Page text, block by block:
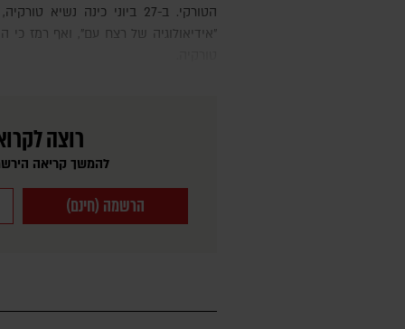
הטורקי. ב-27 ביוני כינה
"אידיאולוגיה של רצח עם", ואף רמז
רוצה
להמשך קריאה
הרשמה (חינם)